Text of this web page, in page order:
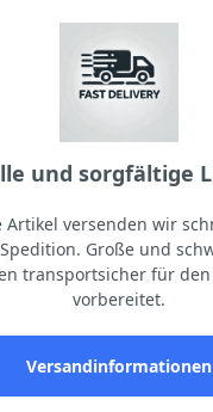
und sorgfältige
Artikel versenden wir
Große und
transportsicher für den
vorbereitet.
Versandinformationen